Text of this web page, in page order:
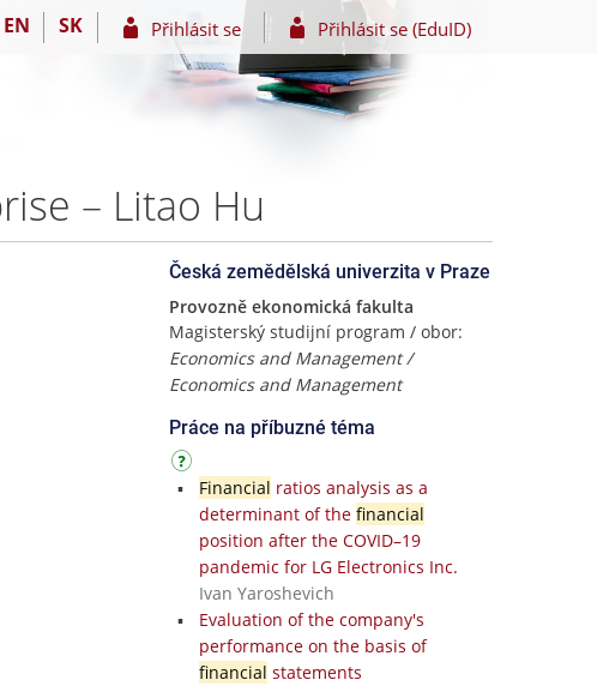
EN SK Přihlásit se Přihlásit se (EduID)
– Litao Hu
Česká zemědělská univerzita v Praze
Provozně ekonomická fakulta
Magisterský studijní program / obor:
Economics and Management /
Economics and Management
Práce na příbuzné téma
Financial ratios analysis as a
determinant of the financial
position after the COVID–19
pandemic for LG Electronics Inc.
Ivan Yaroshevich
Evaluation of the company's
performance on the basis of
financial statements